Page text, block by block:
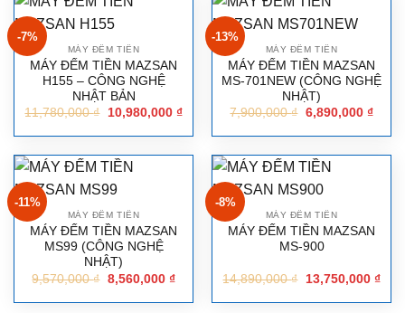
-7%
MÁY ĐẾM TIỀN
MÁY ĐẾM TIỀN MAZSAN
H155 – CÔNG NGHỆ
NHẬT BẢN
11,780,000₫ 10,980,000 ₫
-13%
MÁY ĐẾM TIỀN
MÁY ĐẾM TIỀN MAZSAN
MS-701NEW (CÔNG NGHỆ
NHẬT)
7,900,000₫ 6,890,000 ₫
-11%
MÁY ĐẾM TIỀN
MÁY ĐẾM TIỀN MAZSAN
MS99 (CÔNG NGHỆ
NHẬT)
9,570,000₫ 8,560,000 ₫
-8%
MÁY ĐẾM TIỀN
MÁY ĐẾM TIỀN MAZSAN
MS-900
14,890,000₫ 13,750,000 ₫